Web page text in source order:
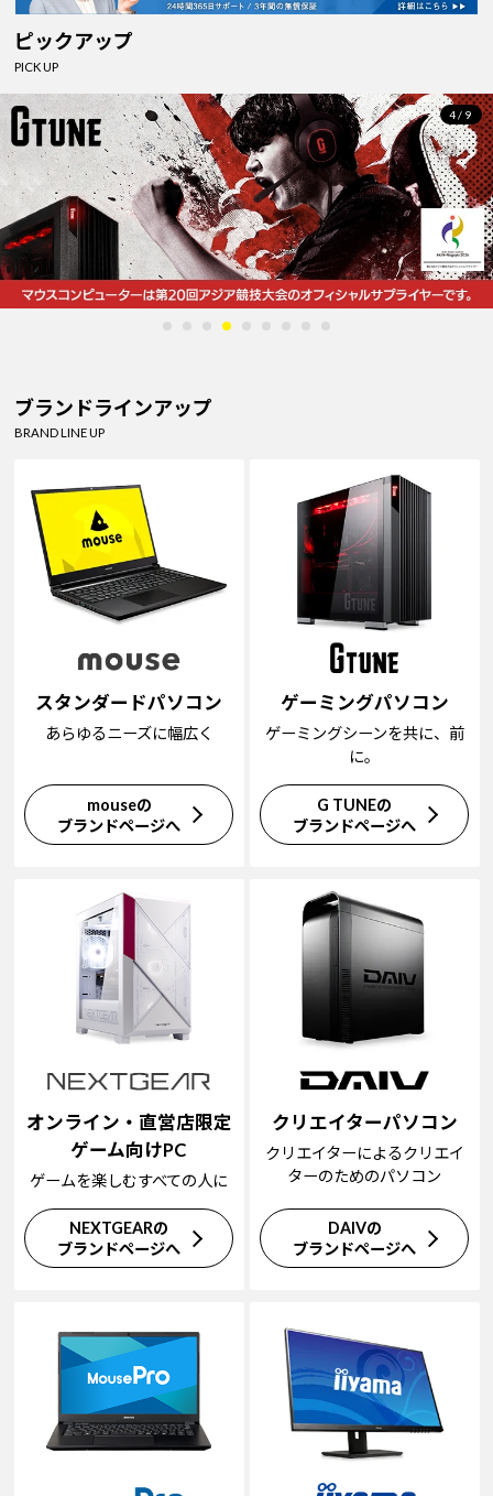
ピックアップ
PICK UP
4/9
ブランドラインアップ
BRAND LINE UP
スタンダードパソコン
あらゆるニーズに幅広く
mouseの
ブランドページへ
ゲーミングパソコン
ゲーミングシーンを共に、前
に。
G TUNEの
ブランドページへ
オンライン・直営店限定
ゲーム向けPC
ゲームを楽しむすべての人に
NEXTGEARの
ブランドページへ
クリエイターパソコン
クリエイターによるクリエイ
ターのためのパソコン
DAIVの
ブランドページへ